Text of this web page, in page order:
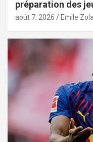
préparation des
août 7, 2026 Emile